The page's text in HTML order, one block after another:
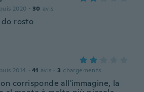
2020 · 30 avis
do rosto
2014 · 41 avis · 3 chargements
corrisponde all'immagine, la